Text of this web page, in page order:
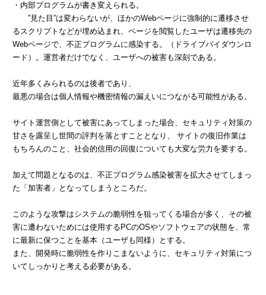
・内部プログラムが書き変えられる。
”見た目”は変わらないが、ほかのWebページに強制的に遷移させ
るスクリプトなどが埋め込まれ、ページを閲覧したユーザは遷移先の
Webページで、不正プログラムに感染する。（ドライブバイダウンロ
ード）。運営者だけでなく、ユーザへの被害も深刻である。
近年多くみられるのは後者であり、
最悪の場合は個人情報や機密情報の漏えいにつながる可能性がある。
サイト運営側として被害にあってしまった場合、セキュリティ対策の
甘さを露呈し世間の評判を落とすこととなり、 サイトの復旧作業は
もちろんのこと、社会的信用の回復についても大変な労力を要する。
加えて問題となるのは、不正プログラム感染被害を拡大させてしまっ
た「加害者」となってしまうところだ。
このような攻撃はシステムの脆弱性を狙ってくる場合が多く、その被
害に遭わないためには使用するPCのOSやソフトウェアの状態を、常
に最新に保つことを基本（ユーザも同様）とする。
また、開発時に脆弱性を作りこまないように、セキュリティ対策につ
いてしっかりと考える必要がある。